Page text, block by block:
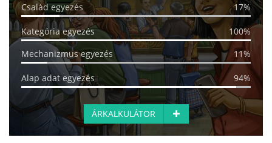
Család egyezés 17%
Kategória egyezés
100%
Mechanizmus egyezés
11%
Alap adat egyezés 94%
ÁRKALKULÁTOR